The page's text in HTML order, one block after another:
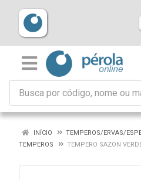
INÍCIO
TEMPEROS/ERVAS/
TEMPEROS
TEMPERO SAZON